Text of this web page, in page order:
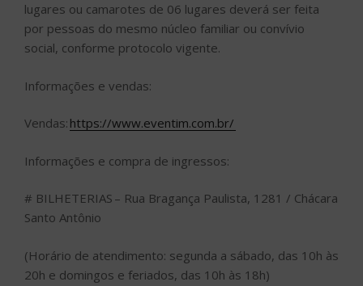
lugares ou camarotes de 06 lugares deverá ser feita
por pessoas do mesmo núcleo familiar ou convívio
social, conforme protocolo vigente.
Informações e vendas:
Vendas: https://www.eventim.com.br/
Informações e compra de ingressos:
# BILHETERIAS – Rua Bragança Paulista, 1281 / Chácara
Santo Antônio
(Horário de atendimento: segunda a sábado, das 10h às
20h e domingos e feriados, das 10h às 18h)